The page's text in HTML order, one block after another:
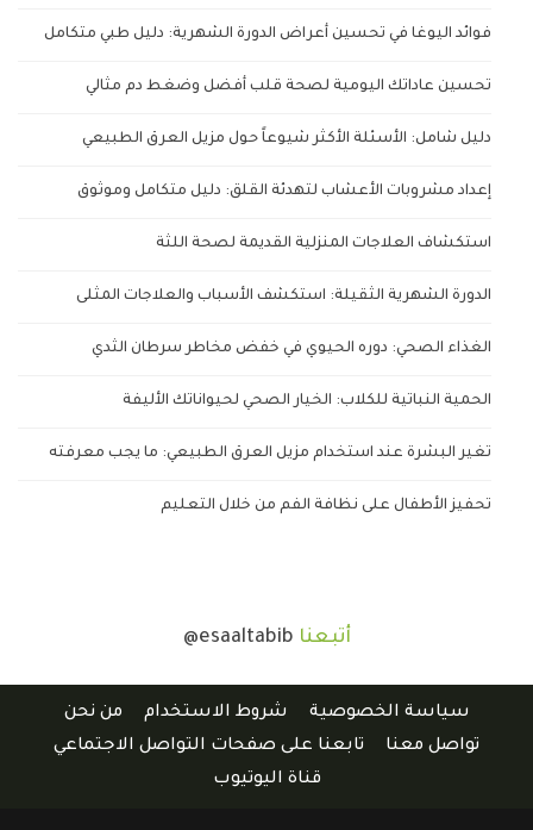
فوائد اليوغا في تحسين أعراض الدورة الشهرية: دليل طبي متكامل
تحسين عاداتك اليومية لصحة قلب أفضل وضغط دم مثالي
دليل شامل: الأسئلة الأكثر شيوعاً حول مزيل العرق الطبيعي
إعداد مشروبات الأعشاب لتهدئة القلق: دليل متكامل وموثوق
استكشاف العلاجات المنزلية القديمة لصحة اللثة
الدورة الشهرية الثقيلة: استكشف الأسباب والعلاجات المثلى
الغذاء الصحي: دوره الحيوي في خفض مخاطر سرطان الثدي
الحمية النباتية للكلاب: الخيار الصحي لحيواناتك الأليفة
تغير البشرة عند استخدام مزيل العرق الطبيعي: ما يجب معرفته
تحفيز الأطفال على نظافة الفم من خلال التعليم
أتبعنا @esaaltabib
سياسة الخصوصية شروط الاستخدام
من نحن
تواصل معنا
تابعنا على صفحات التواصل الاجتماعي
قناة اليوتيوب